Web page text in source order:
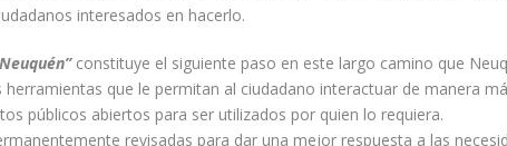
interesados en hacerlo.
constituye el siguiente paso en este largo camino que
que le permitan al ciudadano interactuar de manera
públicos abiertos para ser utilizados por quien lo requiera.
revisadas para dar una mejor respuesta a las